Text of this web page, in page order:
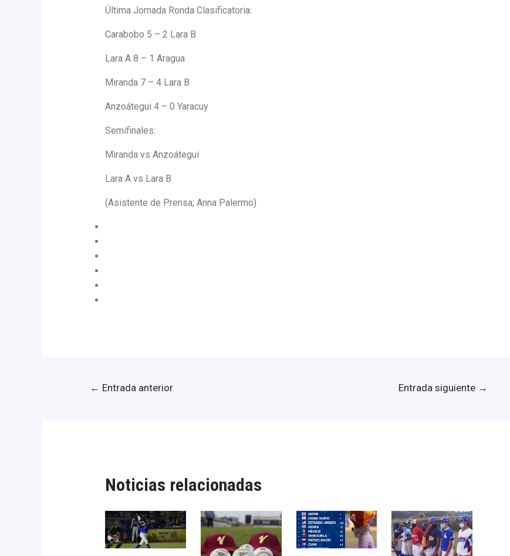
Última Jornada Ronda Clasificatoria:
Carabobo 5 – 2 Lara B
Lara A 8 – 1 Aragua
Miranda 7 – 4 Lara B
Anzoátegui 4 – 0 Yaracuy
Semifinales:
Miranda vs Anzoátegui
Lara A vs Lara B
(Asistente de Prensa; Anna Palermo)
← Entrada anterior Entrada siguiente →
Noticias relacionadas